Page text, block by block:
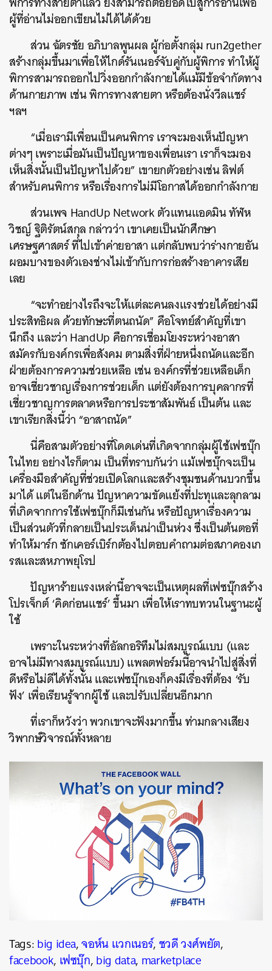
ผู้ที่อ่านไม่ออกเขียนไม่ได้ได้ด้วย
ส่วน ฉัตรชัย อภิบาลพูนผล ผู้ก่อตั้งกลุ่ม run2gether
สร้างกลุ่มขึ้นมาเพื่อให้ไกด์รันเนอร์จับคู่กับผู้พิการ ทำให้ผู้
พิการสามารถออกไปวิ่งออกกำลังกายได้แม้มีข้อจำกัดทาง
ด้านกายภาพ เช่น พิการทางสายตา หรือต้องนั่งวีลแชร์
ฯลฯ
“เมื่อเรามีเพื่อนเป็นคนพิการ เราจะมองเห็นปัญหา
ต่างๆ เพราะเมื่อมันเป็นปัญหาของเพื่อนเรา เราก็จะมอง
เห็นสิ่งนั้นเป็นปัญหาไปด้วย” เขายกตัวอย่างเช่น ลิฟต์
สำหรับคนพิการ หรือเรื่องการไม่มีโอกาสได้ออกกำลังกาย
ส่วนเพจ HandUp Network ตัวแทนแอดมิน ทัฬห
วิชญ์ ฐิติรัตน์สกุล กล่าวว่า เขาเคยเป็นนักศึกษา
เศรษฐศาสตร์ ที่ไปเข้าค่ายอาสา แต่กลับพบว่าร่างกายอัน
ผอมบางของตัวเองช่างไม่เข้ากับการก่อสร้างอาคารเสีย
เลย
“จะทำอย่างไรถึงจะให้แต่ละคนลงแรงช่วยได้อย่างมี
ประสิทธิผล ด้วยทักษะที่ตนถนัด” คือโจทย์สำคัญที่เขา
นึกถึง และว่า HandUp คือการเชื่อมโยงระหว่างอาสา
สมัครกับองค์กรเพื่อสังคม ตามสิ่งที่ฝ่ายหนึ่งถนัดและอีก
ฝ่ายต้องการความช่วยเหลือ เช่น องค์กรที่ช่วยเหลือเด็ก
อาจเชี่ยวชาญเรื่องการช่วยเด็ก แต่ยังต้องการบุคลากรที่
เชี่ยวชาญการตลาดหรือการประชาสัมพันธ์ เป็นต้น และ
เขาเรียกสิ่งนี้ว่า “อาสาถนัด”
นี่คือสามตัวอย่างที่โดดเด่นที่เกิดจากกลุ่มผู้ใช้เฟซบุ๊ก
ในไทย อย่างไรก็ตาม เป็นที่ทราบกันว่า แม้เฟซบุ๊กจะเป็น
เครื่องมือสำคัญที่ช่วยเปิดโลกและสร้างชุมชนด้านบวกขึ้น
มาได้ แต่ในอีกด้าน ปัญหาความขัดแย้งที่ปะทุและลุกลาม
ที่เกิดจากการใช้เฟซบุ๊กก็มีเช่นกัน หรือปัญหาเรื่องความ
เป็นส่วนตัวที่กลายเป็นประเด็นน่าเป็นห่วง ซึ่งเป็นต้นตอที่
ทำให้มาร์ก ซักเคอร์เบิร์กต้องไปตอบคำถามต่อสภาคองเก
รสและสหภาพยุโรป
ปัญหาร้ายแรงเหล่านี้อาจจะเป็นเหตุผลที่เฟซบุ๊กสร้าง
โปรเจ็กต์ ‘คิดก่อนแชร์’ ขึ้นมา เพื่อให้เราทบทวนในฐานะผู้
ใช้
เพราะในระหว่างที่อัลกอริทึมไม่สมบูรณ์แบบ (และ
อาจไม่มีทางสมบูรณ์แบบ) แพลตฟอร์มนี้อาจนำไปสู่สิ่งที่
ดีหรือไม่ดีได้ทั้งนั้น และเฟซบุ๊กเองก็คงมีเรื่องที่ต้อง ‘รับ
ฟัง’ เพื่อเรียนรู้จากผู้ใช้ และปรับเปลี่ยนอีกมาก
ที่เราก็หวังว่า พวกเขาจะฟังมากขึ้น ท่ามกลางเสียง
วิพากษ์วิจารณ์ทั้งหลาย
Tags:big idea,จอห์น แวกเนอร์,ชวดี วงศ์พยัต,
facebook, เฟซบุ๊ก,big data, marketplace